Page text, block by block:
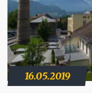
16.05.2019